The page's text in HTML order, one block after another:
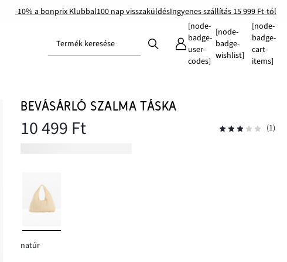
-10% a bonprix Klubbal100 nap visszaküldésIngyenes szállítás 15 999 Ft-tól
Termék keresése
[node-
badge-
user-
codes]
[node-
badge-
wishlist]
[node-
badge-
cart-
items]
BEVÁSÁRLÓ SZALMA TÁSKA
10 499 Ft (1)
natúr